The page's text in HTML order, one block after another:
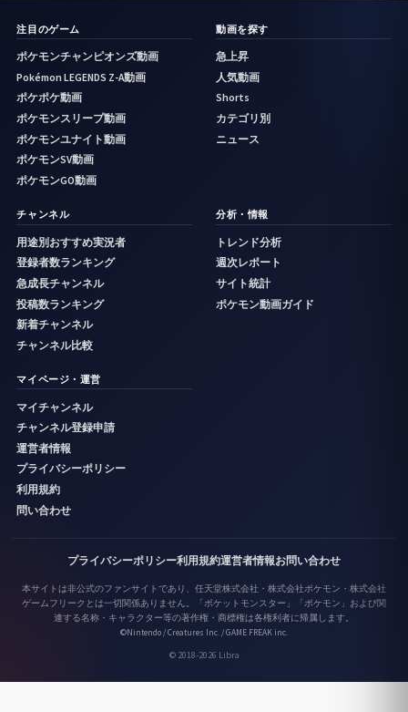
注目のゲーム
ポケモンチャンピオンズ動画
Pokémon LEGENDS Z-A動画
ポケポケ動画
ポケモンスリープ動画
ポケモンユナイト動画
ポケモンSV動画
ポケモンGO動画
動画を探す
急上昇
人気動画
Shorts
カテゴリ別
ニュース
チャンネル
用途別おすすめ実況者
登録者数ランキング
急成長チャンネル
投稿数ランキング
新着チャンネル
チャンネル比較
分析・情報
トレンド分析
週次レポート
サイト統計
ポケモン動画ガイド
マイページ・運営
マイチャンネル
チャンネル登録申請
運営者情報
プライバシーポリシー
利用規約
問い合わせ
プライバシーポリシー利用規約運営者情報お問い合わせ
本サイトは非公式のファンサイトであり、任天堂株式会社・株式会社ポケモン・株式会社
ゲームフリークとは一切関係ありません。「ポケットモンスター」「ポケモン」および関
連する名称・キャラクター等の著作権・商標権は各権利者に帰属します。
©Nintendo / Creatures Inc. / GAME FREAK inc.
© 2018-2026 Libra